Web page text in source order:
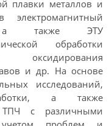
плавки металлов и
а также ЭТУ
обработки
оксидирования
и др. На основе
исследований,
а также
ТПЧ с различными